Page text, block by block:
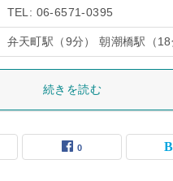
TEL: 06-6571-0395
弁天町駅（9分） 朝潮橋駅（18
続きを読む
0